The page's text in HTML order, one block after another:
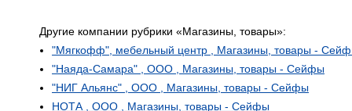
Другие компании рубрики «Магазины, товары»:
"Мягкофф", мебельный центр , Магазины, товары -
"Наяда-Самара" , ООО , Магазины, товары - Сейфы
"НИГ Альянс" , ООО , Магазины, товары - Сейфы
НОТА , ООО , Магазины, товары - Сейфы